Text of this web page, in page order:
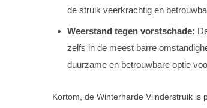
de struik veerkrachtig en
Weerstand tegen vorstschade:
zelfs in de meest barre
duurzame en betrouwbare optie
Kortom, de Winterharde Vlinderstruik is